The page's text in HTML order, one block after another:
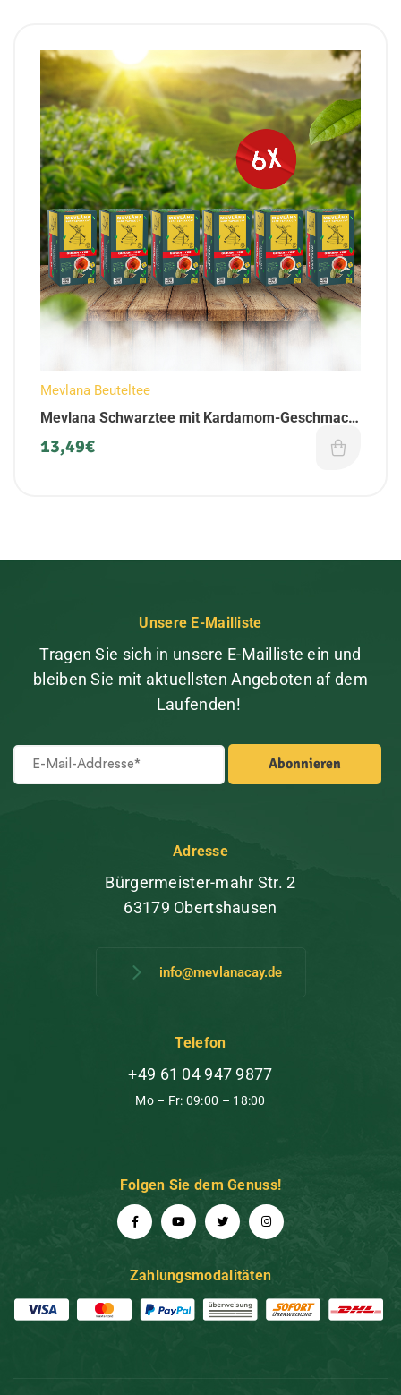
Mevlana Beuteltee
Mevlana Schwarztee mit Kardamom-Geschmack
| im Beuteltee-Set (6er Pack)
13,49€
Unsere E-Mailliste
Tragen Sie sich in unsere E-Mailliste ein und
bleiben Sie mit aktuellsten Angeboten af dem
Laufenden!
Adresse
Bürgermeister-mahr Str. 2
63179 Obertshausen
info@mevlanacay.de
Telefon
+49 61 04 947 9877
Mo – Fr: 09:00 – 18:00
Folgen Sie dem Genuss!
Zahlungsmodalitäten